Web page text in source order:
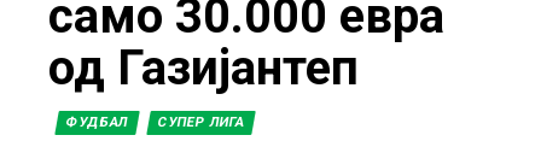
само 30.000 евра
од Газијантеп
ФУДБАЛ СУПЕР ЛИГА